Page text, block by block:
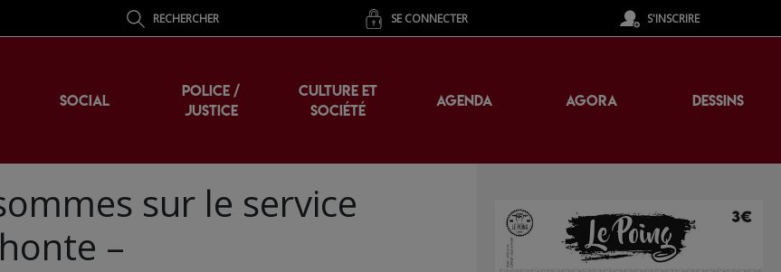
RECHERCHER SE CONNECTER S'INSCRIRE
SOCIAL
POLICE /
JUSTICE
CULTURE ET
SOCIÉTÉ
AGENDA AGORA DESSINS
sur le service
–